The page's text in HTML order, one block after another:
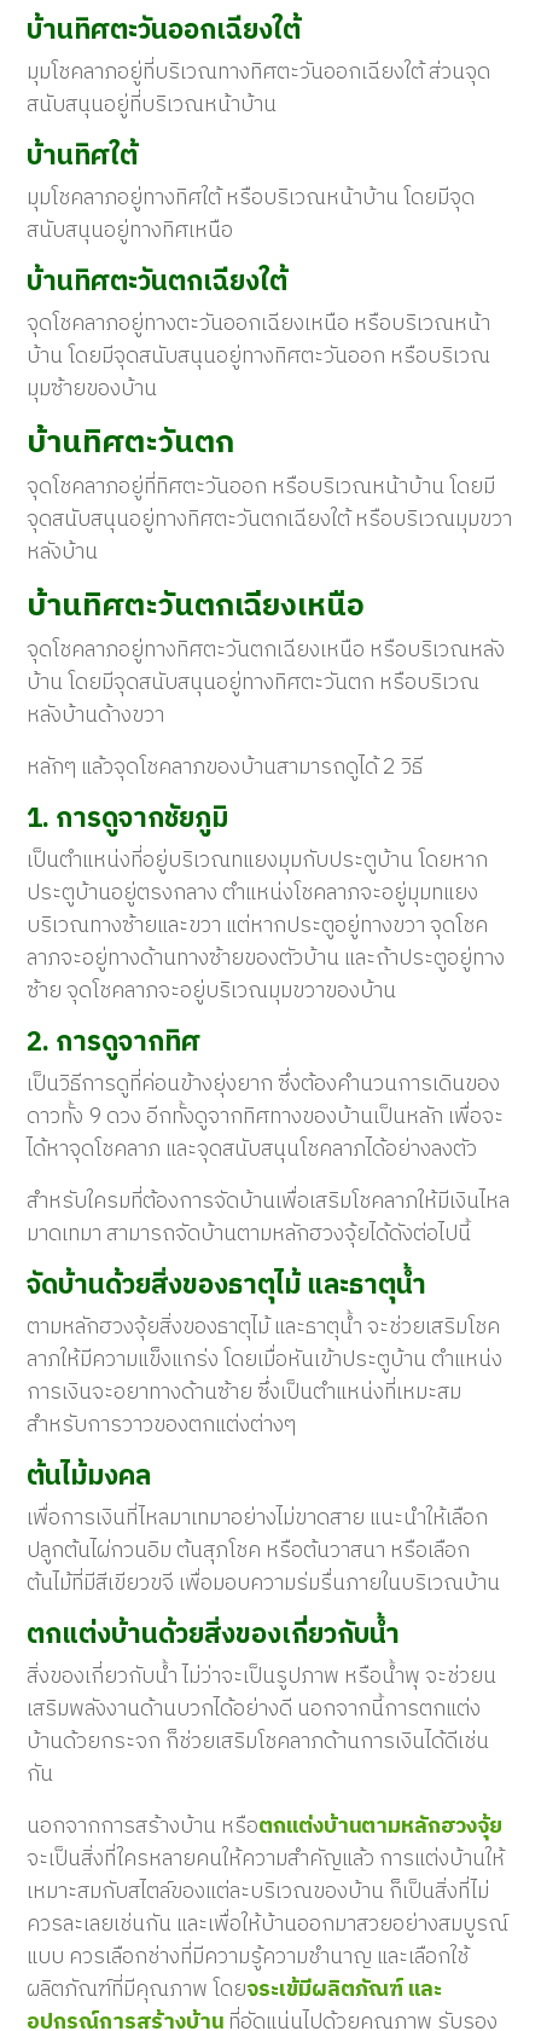
บ้านทิศตะวันออกเฉียงใต้
มุมโชคลาภอยู่ที่บริเวณทางทิศตะวันออกเฉียงใต้ ส่วนจุด
สนับสนุนอยู่ที่บริเวณหน้าบ้าน
บ้านทิศใต้
มุมโชคลาภอยู่ทางทิศใต้ หรือบริเวณหน้าบ้าน โดยมีจุด
สนับสนุนอยู่ทางทิศเหนือ
บ้านทิศตะวันตกเฉียงใต้
จุดโชคลาภอยู่ทางตะวันออกเฉียงเหนือ หรือบริเวณหน้า
บ้าน โดยมีจุดสนับสนุนอยู่ทางทิศตะวันออก หรือบริเวณ
มุมซ้ายของบ้าน
บ้านทิศตะวันตก
จุดโชคลาภอยู่ที่ทิศตะวันออก หรือบริเวณหน้าบ้าน โดยมี
จุดสนับสนุนอยู่ทางทิศตะวันตกเฉียงใต้ หรือบริเวณมุมขวา
หลังบ้าน
บ้านทิศตะวันตกเฉียงเหนือ
จุดโชคลาภอยู่ทางทิศตะวันตกเฉียงเหนือ หรือบริเวณหลัง
บ้าน โดยมีจุดสนับสนุนอยู่ทางทิศตะวันตก หรือบริเวณ
หลังบ้านด้างขวา
หลักๆ แล้วจุดโชคลาภของบ้านสามารถดูได้ 2 วิธี
1. การดูจากชัยภูมิ
เป็นตำแหน่งที่อยู่บริเวณทแยงมุมกับประตูบ้าน โดยหาก
ประตูบ้านอยู่ตรงกลาง ตำแหน่งโชคลาภจะอยู่มุมทแยง
บริเวณทางซ้ายและขวา แต่หากประตูอยู่ทางขวา จุดโชค
ลาภจะอยู่ทางด้านทางซ้ายของตัวบ้าน และถ้าประตูอยู่ทาง
ซ้าย จุดโชคลาภจะอยู่บริเวณมุมขวาของบ้าน
2. การดูจากทิศ
เป็นวิธีการดูที่ค่อนข้างยุ่งยาก ซึ่งต้องคำนวนการเดินของ
ดาวทั้ง 9 ดวง อีกทั้งดูจากทิศทางของบ้านเป็นหลัก เพื่อจะ
ได้หาจุดโชคลาภ และจุดสนับสนุนโชคลาภได้อย่างลงตัว
สำหรับใครมที่ต้องการจัดบ้านเพื่อเสริมโชคลาภให้มีเงินไหล
มาดเทมา สามารถจัดบ้านตามหลักฮวงจุ้ยได้ดังต่อไปนี้
จัดบ้านด้วยสิ่งของธาตุไม้ และธาตุน้ำ
ตามหลักฮวงจุ้ยสิ่งของธาตุไม้ และธาตุน้ำ จะช่วยเสริมโชค
ลาภให้มีความแข็งแกร่ง โดยเมื่อหันเข้าประตูบ้าน ตำแหน่ง
การเงินจะอยาทางด้านซ้าย ซึ่งเป็นตำแหน่งที่เหมะสม
สำหรับการวาวของตกแต่งต่างๆ
ต้นไม้มงคล
เพื่อการเงินที่ไหลมาเทมาอย่างไม่ขาดสาย แนะนำให้เลือก
ปลูกต้นไผ่กวนอิม ต้นสุภโชค หรือต้นวาสนา หรือเลือก
ต้นไม้ที่มีสีเขียวขจี เพื่อมอบความร่มรื่นภายในบริเวณบ้าน
ตกแต่งบ้านด้วยสิ่งของเกี่ยวกับน้ำ
สิ่งของเกี่ยวกับน้ำ ไม่ว่าจะเป็นรูปภาพ หรือน้ำพุ จะช่วยน
เสริมพลังงานด้านบวกได้อย่างดี นอกจากนี้การตกแต่ง
บ้านด้วยกระจก ก็ช่วยเสริมโชคลาภด้านการเงินได้ดีเช่น
กัน
นอกจากการสร้างบ้าน หรือตกแต่งบ้านตามหลักฮวงจุ้ย
จะเป็นสิ่งที่ใครหลายคนให้ความสำคัญแล้ว การแต่งบ้านให้
เหมาะสมกับสไตล์ของแต่ละบริเวณของบ้าน ก็เป็นสิ่งที่ไม่
ควรละเลยเช่นกัน และเพื่อให้บ้านออกมาสวยอย่างสมบูรณ์
แบบ ควรเลือกช่างที่มีความรู้ความชำนาญ และเลือกใช้
ผลิตภัณฑ์ที่มีคุณภาพ โดยจระเข้มีผลิตภัณฑ์ และ
อุปกรณ์การสร้างบ้าน ที่อัดแน่นไปด้วยคุณภาพ รับรอง